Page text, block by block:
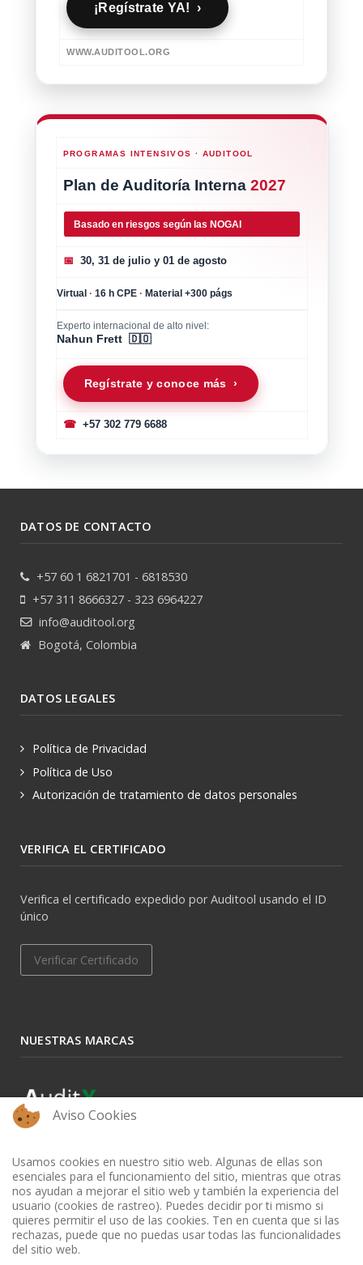
¡Regístrate YA! ›
WWW.AUDITOOL.ORG
PROGRAMAS INTENSIVOS · AUDITOOL
Plan de Auditoría Interna 2027
Basado en riesgos según las NOGAI
📅 30, 31 de julio y 01 de agosto
Virtual · 16 h CPE · Material +300 págs
Experto internacional de alto nivel:
Nahun Frett 🇩🇴
Regístrate y conoce más ›
☎+57 302 779 6688
DATOS DE CONTACTO
+57 60 1 6821701 - 6818530
+57 311 8666327 - 323 6964227
info@auditool.org
Bogotá, Colombia
DATOS LEGALES
Política de Privacidad
Política de Uso
Autorización de tratamiento de datos personales
VERIFICA EL CERTIFICADO
Verifica el certificado expedido por Auditool usando el ID
único
Verificar Certificado
NUESTRAS MARCAS
Aviso Cookies
Usamos cookies en nuestro sitio web. Algunas de ellas son
esenciales para el funcionamiento del sitio, mientras que otras
nos ayudan a mejorar el sitio web y también la experiencia del
usuario (cookies de rastreo). Puedes decidir por ti mismo si
quieres permitir el uso de las cookies. Ten en cuenta que si las
rechazas, puede que no puedas usar todas las funcionalidades
del sitio web.